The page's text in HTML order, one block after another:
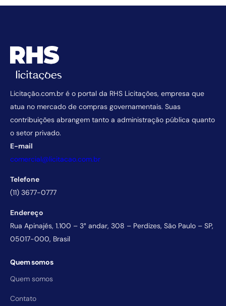
Licitação.com.br é o portal da RHS Licitações, empresa que
atua no mercado de compras governamentais. Suas
contribuições abrangem tanto a administração pública quanto
o setor privado.
E-mail
comercial@licitacao.com.br
Telefone
(11) 3677-0777
Endereço
Rua Apinajés, 1.100 – 3° andar, 308 – Perdizes, São Paulo – SP,
05017-000, Brasil
Quem somos
Quem somos
Contato